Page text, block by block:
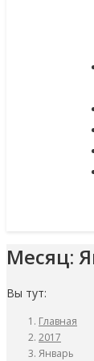
Месяц:
Вы тут:
Главная
2017
Январь